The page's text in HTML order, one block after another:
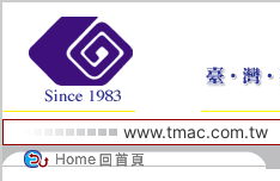
www.tmac.com.tw